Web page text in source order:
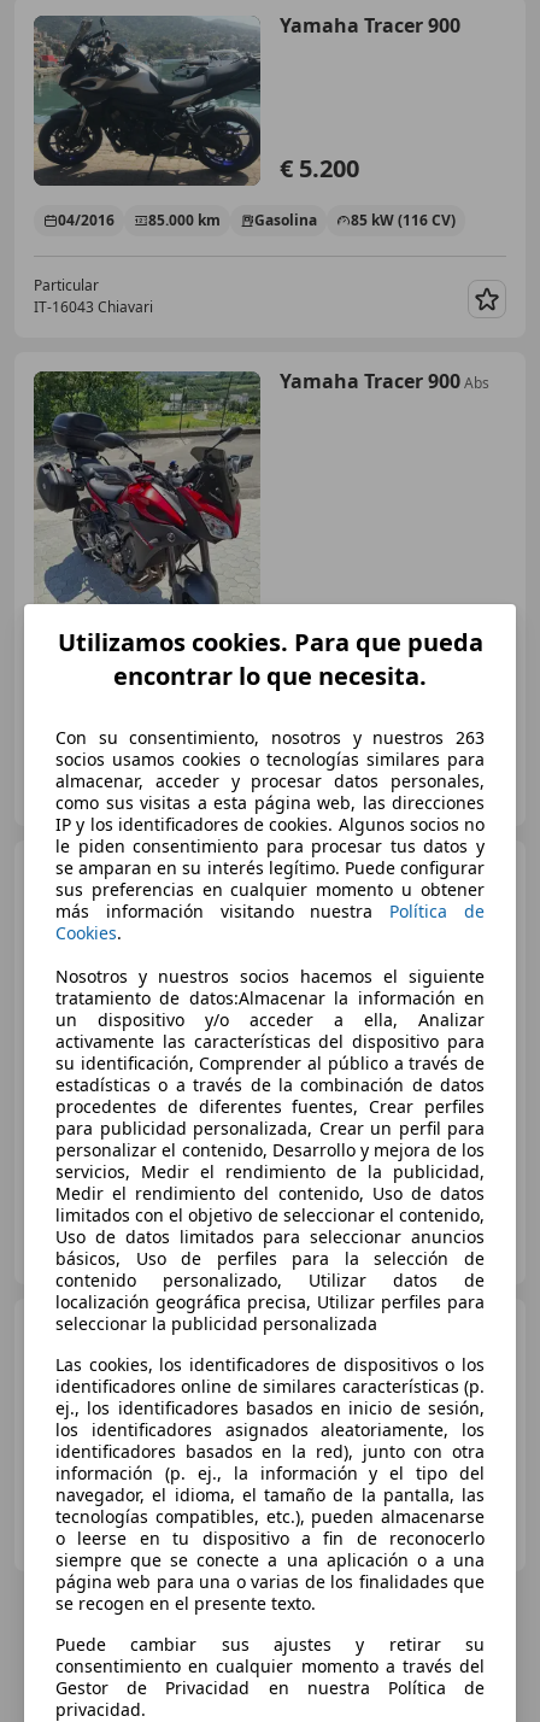
Yamaha Tracer 900
€ 5.200
04/2016 85.000 km Gasolina 85 kW (116 CV)
Particular
IT-16043 Chiavari
Yamaha Tracer 900Abs
€ 5.200
Particular
IT-23030 Chiuro
Yamaha Tracer 900 abs
€ 5.200
04/2016 49.000 km Gasolina 85 kW (116 CV)
Particular
IT-22029 Uggiate con Ronago
Yamaha Tracer 900
€ 5.300
03/2015 50.000 km Gasolina 86 kW (117 CV)
Particular
IT-27047 Santa Maria della Versa
Utilizamos cookies. Para que pueda
encontrar lo que necesita.
Con su consentimiento, nosotros y nuestros 263
socios usamos cookies o tecnologías similares para
almacenar, acceder y procesar datos personales,
como sus visitas a esta página web, las direcciones
IP y los identificadores de cookies. Algunos socios no
le piden consentimiento para procesar tus datos y
se amparan en su interés legítimo. Puede configurar
sus preferencias en cualquier momento u obtener
más información visitando nuestra Política de
Cookies.
Nosotros y nuestros socios hacemos el siguiente
tratamiento de datos:Almacenar la información en
un dispositivo y/o acceder a ella, Analizar
activamente las características del dispositivo para
su identificación, Comprender al público a través de
estadísticas o a través de la combinación de datos
procedentes de diferentes fuentes, Crear perfiles
para publicidad personalizada, Crear un perfil para
personalizar el contenido, Desarrollo y mejora de los
servicios, Medir el rendimiento de la publicidad,
Medir el rendimiento del contenido, Uso de datos
limitados con el objetivo de seleccionar el contenido,
Uso de datos limitados para seleccionar anuncios
básicos, Uso de perfiles para la selección de
contenido personalizado, Utilizar datos de
localización geográfica precisa, Utilizar perfiles para
seleccionar la publicidad personalizada
Las cookies, los identificadores de dispositivos o los
identificadores online de similares características (p.
ej., los identificadores basados en inicio de sesión,
los identificadores asignados aleatoriamente, los
identificadores basados en la red), junto con otra
información (p. ej., la información y el tipo del
navegador, el idioma, el tamaño de la pantalla, las
tecnologías compatibles, etc.), pueden almacenarse
o leerse en tu dispositivo a fin de reconocerlo
siempre que se conecte a una aplicación o a una
página web para una o varias de los finalidades que
se recogen en el presente texto.
Puede cambiar sus ajustes y retirar su
consentimiento en cualquier momento a través del
Gestor de Privacidad en nuestra Política de
privacidad.